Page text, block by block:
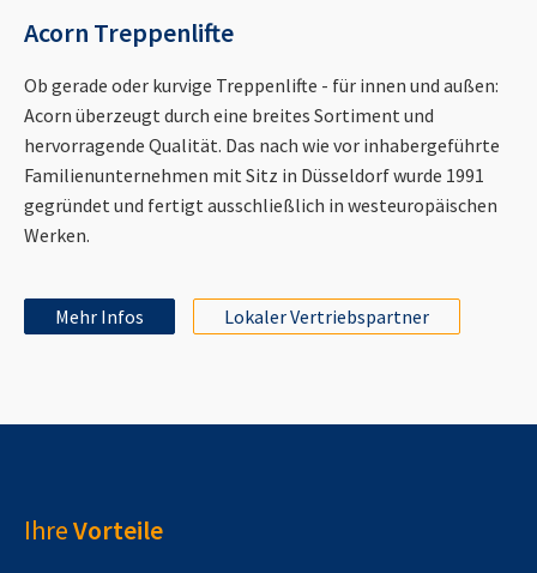
Acorn Treppenlifte
Ob gerade oder kurvige Treppenlifte - für innen und außen:
Acorn überzeugt durch eine breites Sortiment und
hervorragende Qualität. Das nach wie vor inhabergeführte
Familienunternehmen mit Sitz in Düsseldorf wurde 1991
gegründet und fertigt ausschließlich in westeuropäischen
Werken.
Mehr Infos Lokaler Vertriebspartner
IhreVorteile